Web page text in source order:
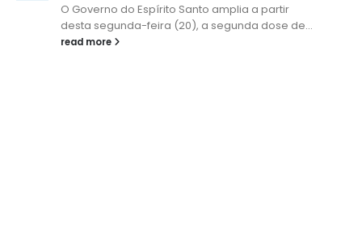
O Governo do Espírito Santo amplia a partir
desta segunda-feira (20), a segunda dose de...
read more